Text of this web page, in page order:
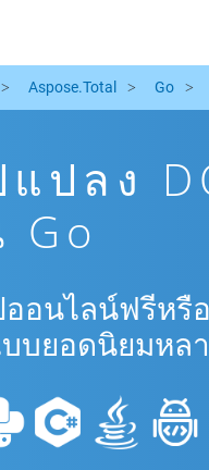
Aspose.Total Go
ปลง
Go
อนไลน์ฟรีหรือ
บยอดนิยมหล